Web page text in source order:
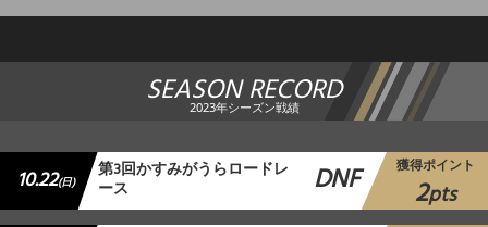
SEASON RECORD
2023年シーズン戦績
10.22(日) 第3回かすみがうらロードレ
ース DNF 獲得ポイント
2pts